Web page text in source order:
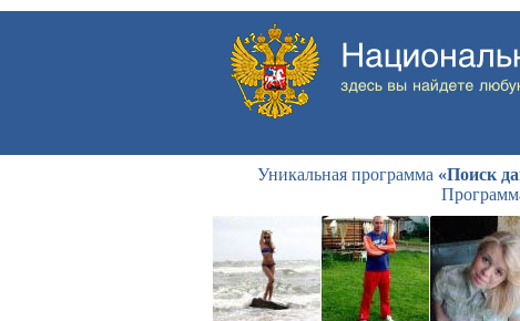
Уникальная программа «Поиск